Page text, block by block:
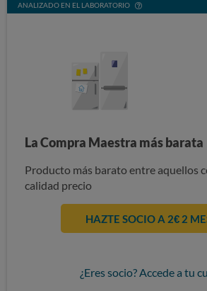
ANALIZADO EN EL LABORATORIO
La Compra Maestra más barata
Producto más barato entre aquellos
calidad precio
HAZTE SOCIO A 2€ 2
¿Eres socio? Accede a tu